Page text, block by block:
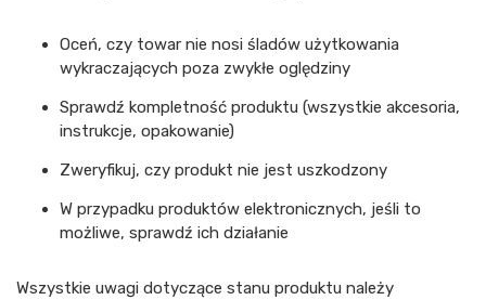
Oceń, czy towar nie nosi śladów użytkowania
wykraczających poza zwykłe oględziny
Sprawdź kompletność produktu (wszystkie akcesoria,
instrukcje, opakowanie)
Zweryfikuj, czy produkt nie jest uszkodzony
W przypadku produktów elektronicznych, jeśli to
możliwe, sprawdź ich działanie
Wszystkie uwagi dotyczące stanu produktu należy